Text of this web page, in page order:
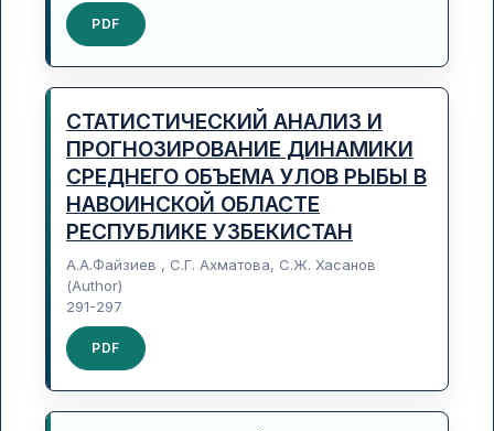
PDF
СТАТИСТИЧЕСКИЙ АНАЛИЗ И
ПРОГНОЗИРОВАНИЕ ДИНАМИКИ
СРЕДНЕГО ОБЪЕМА УЛОВ РЫБЫ В
НАВОИНСКОЙ ОБЛАСТЕ
РЕСПУБЛИКЕ УЗБЕКИСТАН
А.А.Файзиев , С.Г. Ахматова, С.Ж. Хасанов
(Author)
291-297
PDF